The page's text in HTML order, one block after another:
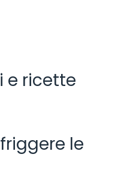
e ricette
le